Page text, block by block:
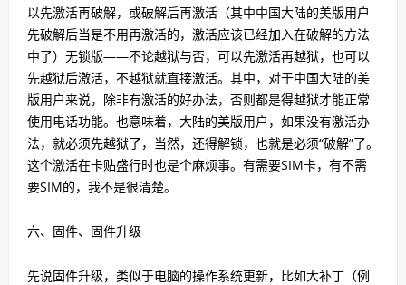
以先激活再破解，或破解后再激活（其中中国大陆的美版用户
先破解后当是不用再激活的，激活应该已经加入在破解的方法
中了）无锁版——不论越狱与否，可以先激活再越狱，也可以
先越狱后激活，不越狱就直接激活。其中，对于中国大陆的美
版用户来说，除非有激活的好办法，否则都是得越狱才能正常
使用电话功能。也意味着，大陆的美版用户，如果没有激活办
法，就必须先越狱了，当然，还得解锁，也就是必须“破解”了。
这个激活在卡贴盛行时也是个麻烦事。有需要SIM卡，有不需
要SIM的，我不是很清楚。
六、固件、固件升级
先说固件升级，类似于电脑的操作系统更新，比如大补丁（例